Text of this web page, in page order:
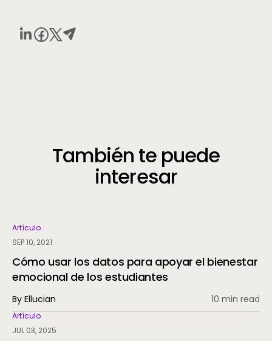
También te puede
interesar
Artículo
SEP 10, 2021
Cómo usar los datos para apoyar el bienestar
emocional de los estudiantes
By Ellucian 10 min read
Artículo
JUL 03, 2025